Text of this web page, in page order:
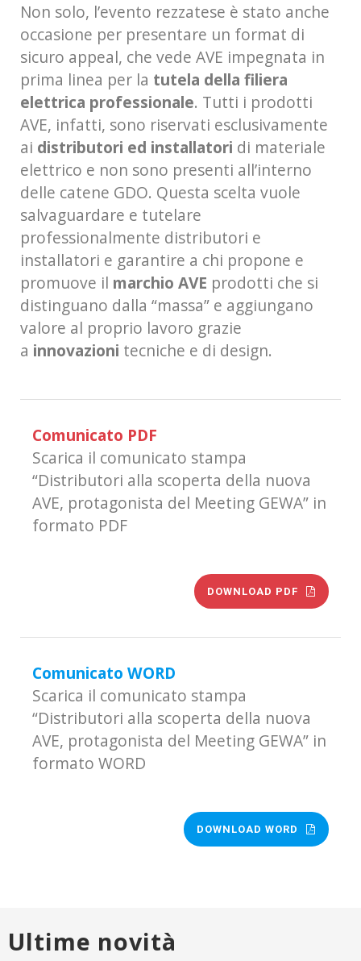
Non solo, l’evento rezzatese è stato anche
occasione per presentare un format di
sicuro appeal, che vede AVE impegnata in
prima linea per la tutela della filiera
elettrica professionale. Tutti i prodotti
AVE, infatti, sono riservati esclusivamente
ai distributori ed installatori di materiale
elettrico e non sono presenti all’interno
delle catene GDO. Questa scelta vuole
salvaguardare e tutelare
professionalmente distributori e
installatori e garantire a chi propone e
promuove il marchio AVE prodotti che si
distinguano dalla “massa” e aggiungano
valore al proprio lavoro grazie
a innovazioni tecniche e di design.
Comunicato PDF
Scarica il comunicato stampa
“Distributori alla scoperta della nuova
AVE, protagonista del Meeting GEWA” in
formato PDF
DOWNLOAD PDF
Comunicato WORD
Scarica il comunicato stampa
“Distributori alla scoperta della nuova
AVE, protagonista del Meeting GEWA” in
formato WORD
DOWNLOAD WORD
Ultime novità